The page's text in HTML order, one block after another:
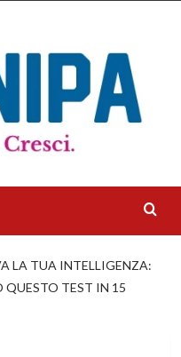
LA TUA INTELLIGENZA:
QUESTO TEST IN 15